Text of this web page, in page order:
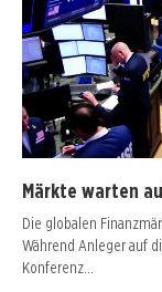
Märkte warten
Die globalen
Während Anleger auf
Konferenz…